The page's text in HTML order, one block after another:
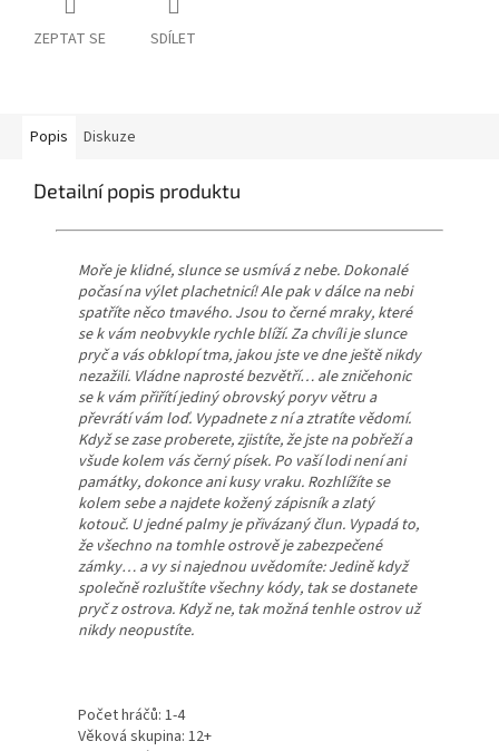
ZEPTAT SE SDÍLET
Popis Diskuze
Detailní popis produktu
Moře je klidné, slunce se usmívá z nebe. Dokonalé
počasí na výlet plachetnicí! Ale pak v dálce na nebi
spatříte něco tmavého. Jsou to černé mraky, které
se k vám neobvykle rychle blíží. Za chvíli je slunce
pryč a vás obklopí tma, jakou jste ve dne ještě nikdy
nezažili. Vládne naprosté bezvětří… ale zničehonic
se k vám přiřítí jediný obrovský poryv větru a
převrátí vám loď. Vypadnete z ní a ztratíte vědomí.
Když se zase proberete, zjistíte, že jste na pobřeží a
všude kolem vás černý písek. Po vaší lodi není ani
památky, dokonce ani kusy vraku. Rozhlížíte se
kolem sebe a najdete kožený zápisník a zlatý
kotouč. U jedné palmy je přivázaný člun. Vypadá to,
že všechno na tomhle ostrově je zabezpečené
zámky… a vy si najednou uvědomíte: Jedině když
společně rozluštíte všechny kódy, tak se dostanete
pryč z ostrova. Když ne, tak možná tenhle ostrov už
nikdy neopustíte.
Počet hráčů: 1-4
Věková skupina: 12+